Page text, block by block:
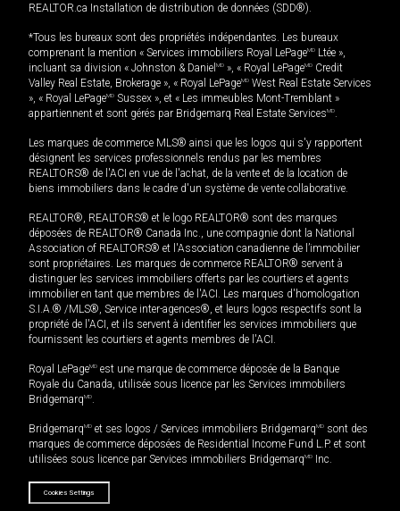
REALTOR.ca Installation de distribution de données (SDD®).
*Tous les bureaux sont des propriétés indépendantes. Les bureaux
comprenant la mention « Services immobiliers Royal LePageMD Ltée »,
incluant sa division « Johnston & Daniel MD », « Royal LePageMD Credit
Valley Real Estate, Brokerage », « Royal LePageMD West Real Estate Services
», « Royal LePageMD Sussex », et « Les immeubles Mont-Tremblant »
appartiennent et sont gérés par Bridgemarq Real Estate ServicesMD.
Les marques de commerce MLS® ainsi que les logos qui s'y rapportent
désignent les services professionnels rendus par les membres
REALTORS® de l'ACI en vue de l'achat, de la vente et de la location de
biens immobiliers dans le cadre d'un système de vente collaborative.
REALTOR®, REALTORS® et le logo REALTOR® sont des marques
déposées de REALTOR® Canada Inc., une compagnie dont la National
Association of REALTORS® et l'Association canadienne de l’immobilier
sont propriétaires. Les marques de commerce REALTOR® servent à
distinguer les services immobiliers offerts par les courtiers et agents
immobilier en tant que membres de l'ACI. Les marques d'homologation
S.I.A.® /MLS®, Service inter-agences®, et leurs logos respectifs sont la
propriété de l'ACI, et ils servent à identifier les services immobiliers que
fournissent les courtiers et agents membres de l'ACI.
Royal LePageMD est une marque de commerce déposée de la Banque
Royale du Canada, utilisée sous licence par les Services immobiliers
BridgemarqMD.
BridgemarqMD et ses logos / Services immobiliers BridgemarqMD sont des
marques de commerce déposées de Residential Income Fund L.P. et sont
utilisées sous licence par Services immobiliers BridgemarqMD Inc.
Cookies Settings